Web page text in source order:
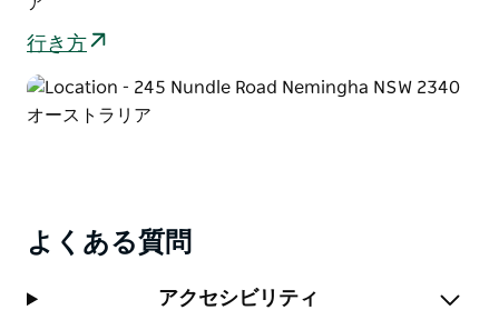
行き方
よくある質問
アクセシビリティ